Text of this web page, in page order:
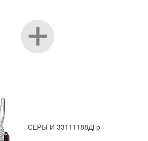
СЕРЬГИ 33111188ДГр